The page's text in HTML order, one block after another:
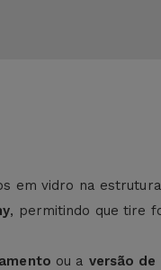
em vidro na
, permitindo que tire
ou a versão de